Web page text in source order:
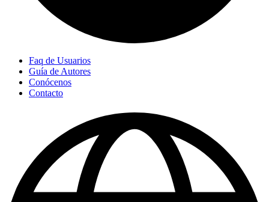
Faq de Usuarios
Guía de Autores
Conócenos
Contacto